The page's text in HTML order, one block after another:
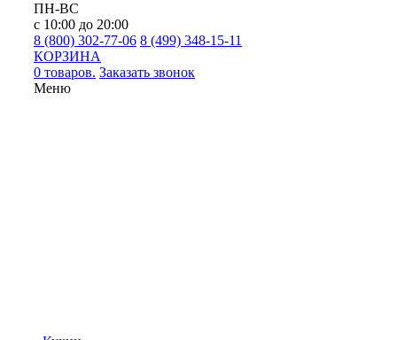
ПН-ВС
с 10:00 до 20:00
8 (800) 302-77-06 8 (499) 348-15-11
КОРЗИНА
0 товаров. Заказать звонок
Меню